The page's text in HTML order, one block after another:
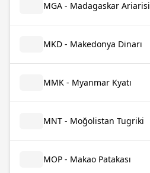
MGA - Madagaskar Ariarisi
MKD - Makedonya Dinarı
MMK - Myanmar Kyatı
MNT - Moğolistan Tugriki
MOP - Makao Patakası